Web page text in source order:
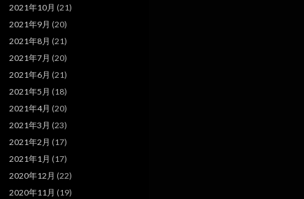
2021年10月 (21)
2021年9月 (20)
2021年8月 (21)
2021年7月 (20)
2021年6月 (21)
2021年5月 (18)
2021年4月 (20)
2021年3月 (23)
2021年2月 (17)
2021年1月 (17)
2020年12月 (22)
2020年11月 (19)